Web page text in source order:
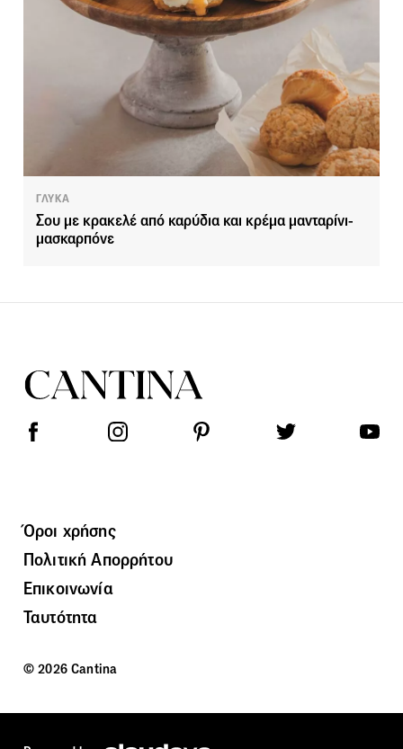
ΓΛΥΚΑ
Σου με κρακελέ από καρύδια και κρέμα μανταρίνι-
μασκαρπόνε
Όροι χρήσης
Πολιτική Απορρήτου
Επικοινωνία
Ταυτότητα
© 2026 Cantina